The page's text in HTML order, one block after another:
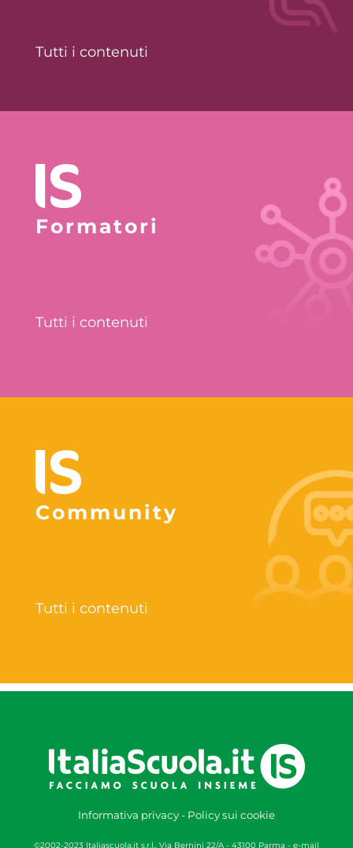
Tutti i contenuti
Formatori
Tutti i contenuti
Community
Tutti i contenuti
Informativa privacy- Policy sui cookie
©2002-2023 Italiascuola.it s.r.l., Via Bernini 22/A - 43100 Parma - e-mail